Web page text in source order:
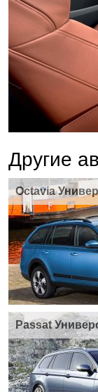
Другие
Octavia
Passat